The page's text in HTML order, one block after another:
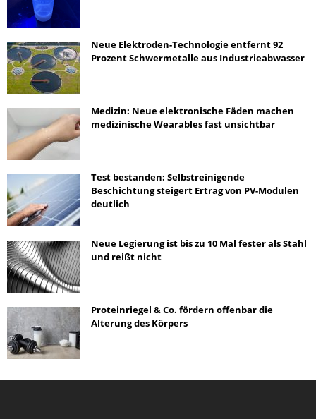
Neue Elektroden-Technologie entfernt 92
Prozent Schwermetalle aus Industrieabwasser
Medizin: Neue elektronische Fäden machen
medizinische Wearables fast unsichtbar
Test bestanden: Selbstreinigende
Beschichtung steigert Ertrag von PV-Modulen
deutlich
Neue Legierung ist bis zu 10 Mal fester als Stahl
und reißt nicht
Proteinriegel & Co. fördern offenbar die
Alterung des Körpers